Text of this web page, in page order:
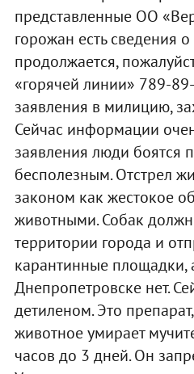
представленные ОО
горожан есть сведения о
продолжается,
«горячей линии» 789-
заявления в милицию,
Сейчас информации
заявления люди боятся
бесполезным. Отстрел
законом как жестокое
животными. Собак
территории города и
карантинные площадки,
Днепропетровске нет.
детиленом. Это
животное умирает
часов до 3 дней. Он